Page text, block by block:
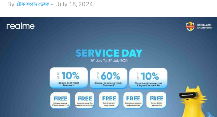
By টেক সংবাদ ডেস্ক - July 18, 2024